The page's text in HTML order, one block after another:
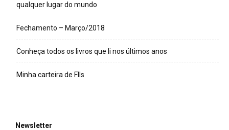
qualquer lugar do mundo
Fechamento – Março/2018
Conheça todos os livros que li nos últimos anos
Minha carteira de FIIs
Newsletter